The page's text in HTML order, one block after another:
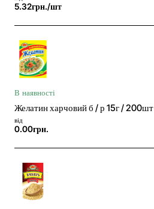
5.32грн./шт
В наявності
Желатин харчовий б / р 15г / 200шт
від
0.00грн.